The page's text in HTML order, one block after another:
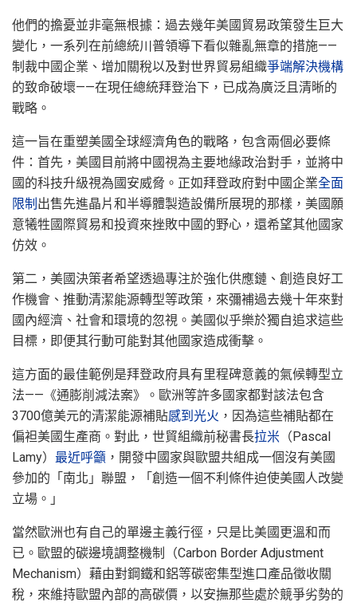
他們的擔憂並非毫無根據：過去幾年美國貿易政策發生巨大
變化，一系列在前總統川普領導下看似雜亂無章的措施——
制裁中國企業、增加關稅以及對世界貿易組織爭端解決機構
的致命破壞——在現任總統拜登治下，已成為廣泛且清晰的
戰略。
這一旨在重塑美國全球經濟角色的戰略，包含兩個必要條
件：首先，美國目前將中國視為主要地緣政治對手，並將中
國的科技升級視為國安威脅。正如拜登政府對中國企業全面
限制 出售先進晶片和半導體製造設備所展現的那樣，美國願
意犧牲國際貿易和投資來挫敗中國的野心，還希望其他國家
仿效。
第二，美國決策者希望透過專注於強化供應鏈、創造良好工
作機會、推動清潔能源轉型等政策，來彌補過去幾十年來對
國內經濟、社會和環境的忽視。美國似乎樂於獨自追求這些
目標，即便其行動可能對其他國家造成衝擊。
這方面的最佳範例是拜登政府具有里程碑意義的氣候轉型立
法——《通膨削減法案》。歐洲等許多國家都對該法包含
3700億美元的清潔能源補貼感到光火 ，因為這些補貼都在
偏袒美國生產商。對此，世貿組織前秘書長拉米 （Pascal
Lamy） 最近呼籲 ，開發中國家與歐盟共組成一個沒有美國
參加的「南北」聯盟，「創造一個不利條件迫使美國人改變
立場。」
當然歐洲也有自己的單邊主義行徑，只是比美國更溫和而
已。歐盟的碳邊境調整機制（Carbon Border Adjustment
Mechanism）藉由對鋼鐵和鋁等碳密集型進口產品徵收關
稅，來維持歐盟內部的高碳價，以安撫那些處於競爭劣勢的